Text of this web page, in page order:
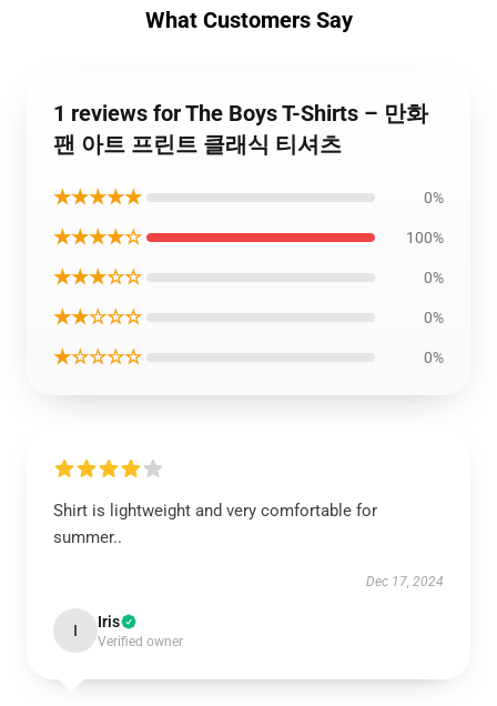
What Customers Say
1 reviews for The Boys T-Shirts – 만화
팬 아트 프린트 클래식 티셔츠
★★★★★ 0%
★★★★☆ 100%
★★★☆☆ 0%
★★☆☆☆ 0%
★☆☆☆☆ 0%
Shirt is lightweight and very comfortable for
summer..
Dec 17, 2024
I Iris
Verified owner